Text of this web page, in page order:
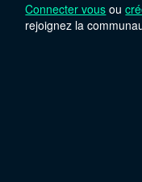
Connecter vous ou
rejoignez la